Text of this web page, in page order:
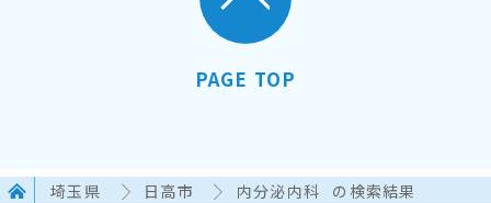
PAGE TOP
埼玉県 日高市 内分泌内科 の検索結果